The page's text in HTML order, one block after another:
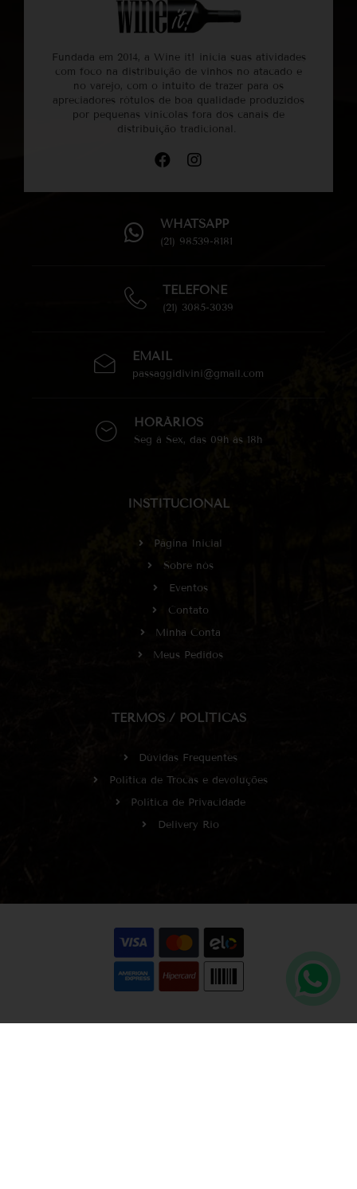
Fundada em 2014, a Wine it! inicia suas atividades
com foco na distribuição de vinhos no atacado e
no varejo, com o intuito de trazer para os
apreciadores rótulos de boa qualidade produzidos
por pequenas vinícolas fora dos canais de
distribuição tradicional.
WHATSAPP
(21) 98539-8181
TELEFONE
(21) 3085-3039
EMAIL
passaggidivini@gmail.com
HORÁRIOS
Seg à Sex, das 09h às 18h
INSTITUCIONAL
Página Inicial
Sobre nós
Eventos
Contato
Minha Conta
Meus Pedidos
TERMOS / POLÍTICAS
Dúvidas Frequentes
Política de Trocas e devoluções
Política de Privacidade
Delivery Rio